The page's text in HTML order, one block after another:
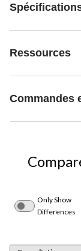
Ressources
Commandes
Only Show
Differences